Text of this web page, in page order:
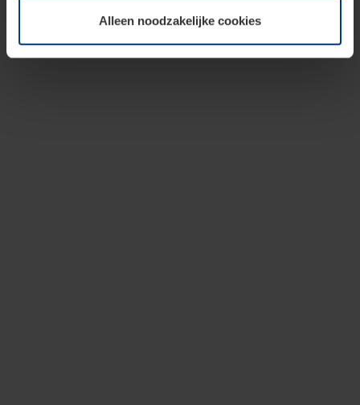
wijzigen of herroepen.Alleen noodzakelijke cookies